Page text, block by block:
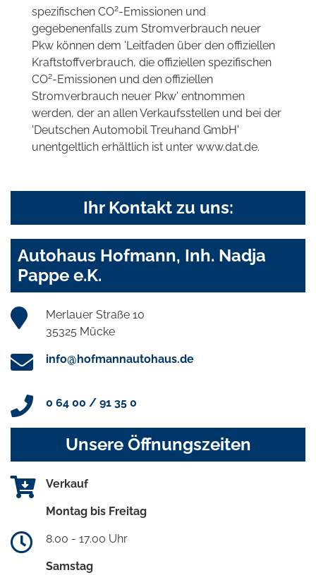
spezifischen CO2-Emissionen und
gegebenenfalls zum Stromverbrauch neuer
Pkw können dem 'Leitfaden über den offiziellen
Kraftstoffverbrauch, die offiziellen spezifischen
CO2-Emissionen und den offiziellen
Stromverbrauch neuer Pkw' entnommen
werden, der an allen Verkaufsstellen und bei der
'Deutschen Automobil Treuhand GmbH'
unentgeltlich erhältlich ist unter www.dat.de.
Ihr Kontakt zu uns:
Autohaus Hofmann, Inh. Nadja
Pappe e.K.
Merlauer Straße 10
35325 Mücke
info@hofmannautohaus.de
0 64 00 / 91 35 0
Unsere Öffnungszeiten
Verkauf
Montag bis Freitag
8.00 - 17.00 Uhr
Samstag